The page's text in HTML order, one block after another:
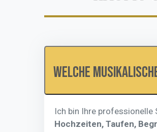
Welche
Ich bin Ihre professionelle
Hochzeiten, Taufen,